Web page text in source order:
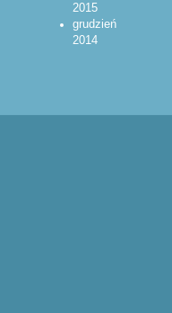
2015
grudzień
2014